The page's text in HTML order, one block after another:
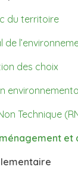
du territoire
de
des choix
Technique